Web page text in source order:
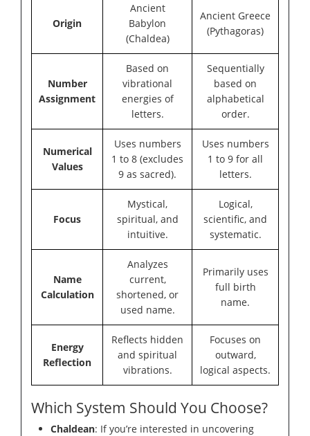
Origin
Ancient
Babylon
(Chaldea)
Ancient Greece
(Pythagoras)
Number
Assignment
Based on
vibrational
energies of
letters.
Sequentially
based on
alphabetical
order.
Numerical
Values
Uses numbers
1 to 8 (excludes
9 as sacred).
Uses numbers
1 to 9 for all
letters.
Focus
Mystical,
spiritual, and
intuitive.
Logical,
scientific, and
systematic.
Name
Calculation
Analyzes
current,
shortened, or
used name.
Primarily uses
full birth
name.
Energy
Reflection
Reflects hidden
and spiritual
vibrations.
Focuses on
outward,
logical aspects.
Which System Should You Choose?
Chaldean: If you’re interested in uncovering